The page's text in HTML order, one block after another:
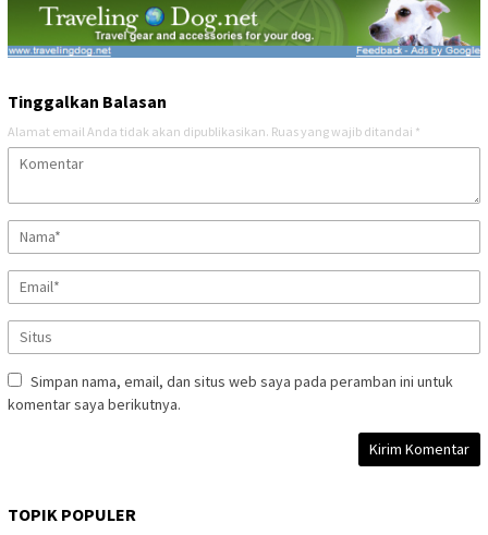
Tinggalkan Balasan
Alamat email Anda tidak akan dipublikasikan. Ruas yang wajib ditandai *
Simpan nama, email, dan situs web saya pada peramban ini untuk
komentar saya berikutnya.
TOPIK POPULER